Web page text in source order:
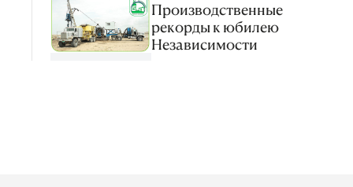
Производственные
рекорды к юбилею
Независимости